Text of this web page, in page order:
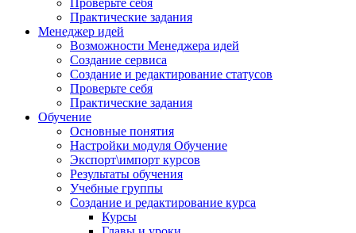
Проверьте себя
Практические задания
Менеджер идей
Возможности Менеджера идей
Создание сервиса
Создание и редактирование статусов
Проверьте себя
Практические задания
Обучение
Основные понятия
Настройки модуля Обучение
Экспорт\импорт курсов
Результаты обучения
Учебные группы
Создание и редактирование курса
Курсы